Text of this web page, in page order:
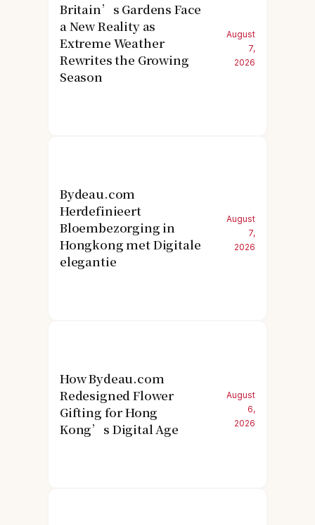
Britain’s Gardens Face
a New Reality as
Extreme Weather
Rewrites the Growing
Season
August
7,
2026
Bydeau.com
Herdefinieert
Bloembezorging in
Hongkong met Digitale
elegantie
August
7,
2026
How Bydeau.com
Redesigned Flower
Gifting for Hong
Kong’s Digital Age
August
6,
2026